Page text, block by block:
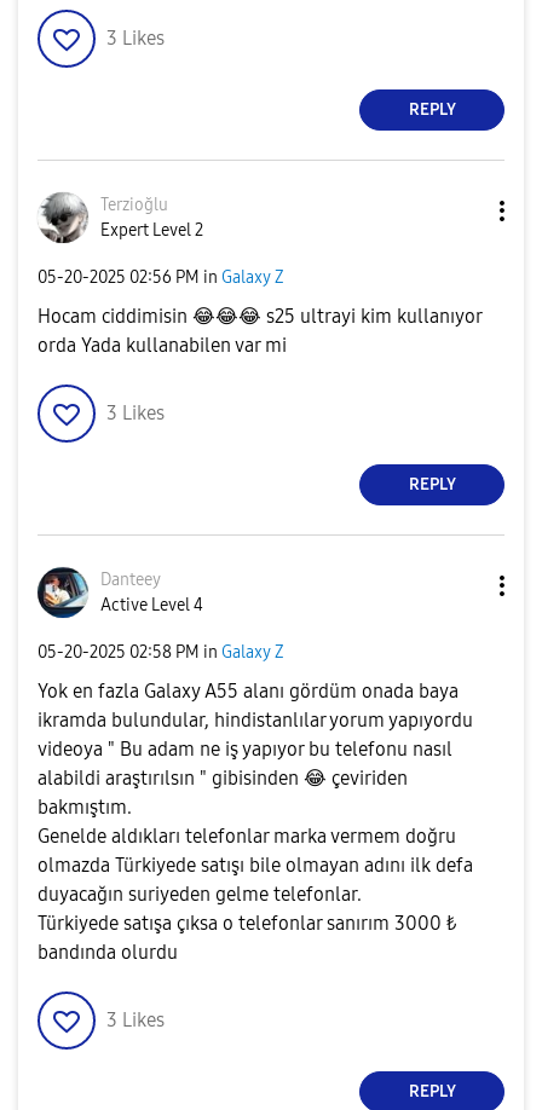
3 Likes
REPLY
Terzioğlu
Expert Level 2
‎05-20-2025 02:56 PM in Galaxy Z
Hocam ciddimisin 😂😂😂 s25 ultrayi kim kullanıyor
orda Yada kullanabilen var mi
3 Likes
REPLY
Danteey
Active Level 4
‎05-20-2025 02:58 PM in Galaxy Z
Yok en fazla Galaxy A55 alanı gördüm onada baya
ikramda bulundular, hindistanlılar yorum yapıyordu
videoya " Bu adam ne iş yapıyor bu telefonu nasıl
alabildi araştırılsın " gibisinden 😂 çeviriden
bakmıştım.
Genelde aldıkları telefonlar marka vermem doğru
olmazda Türkiyede satışı bile olmayan adını ilk defa
duyacağın suriyeden gelme telefonlar.
Türkiyede satışa çıksa o telefonlar sanırım 3000 ₺
bandında olurdu
3 Likes
REPLY